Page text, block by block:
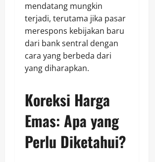
mendatang mungkin
terjadi, terutama jika pasar
merespons kebijakan baru
dari bank sentral dengan
cara yang berbeda dari
yang diharapkan.
Koreksi Harga
Emas: Apa yang
Perlu Diketahui?